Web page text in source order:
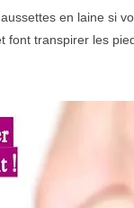
en laine si
font transpirer les